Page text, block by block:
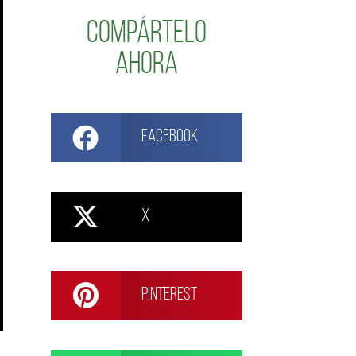
Compártelo
ahora
Facebook
X
Pinterest